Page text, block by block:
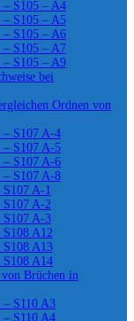
S105 – A4
S105 – A5
S105 – A6
S105 – A7
S105 – A9
bei
Ordnen von
S107 A-4
S107 A-5
S107 A-6
S107 A-8
A-1
A-2
A-3
A12
A13
A14
Brüchen in
S110 A3
S110 A4